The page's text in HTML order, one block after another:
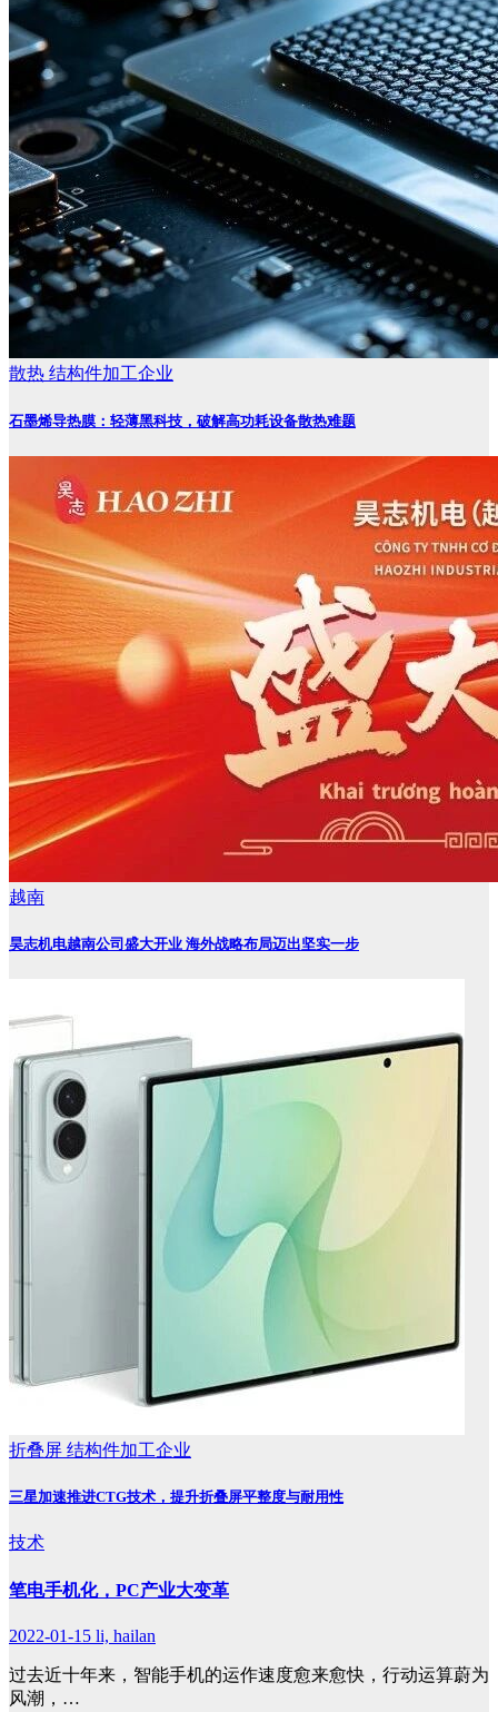
散热 结构件加工企业
石墨烯导热膜：轻薄黑科技，破解高功耗设备散热难题
越南
昊志机电越南公司盛大开业 海外战略布局迈出坚实一步
折叠屏 结构件加工企业
三星加速推进CTG技术，提升折叠屏平整度与耐用性
技术
笔电手机化，PC产业大变革
2022-01-15 li, hailan
过去近十年来，智能手机的运作速度愈来愈快，行动运算蔚为
风潮，…